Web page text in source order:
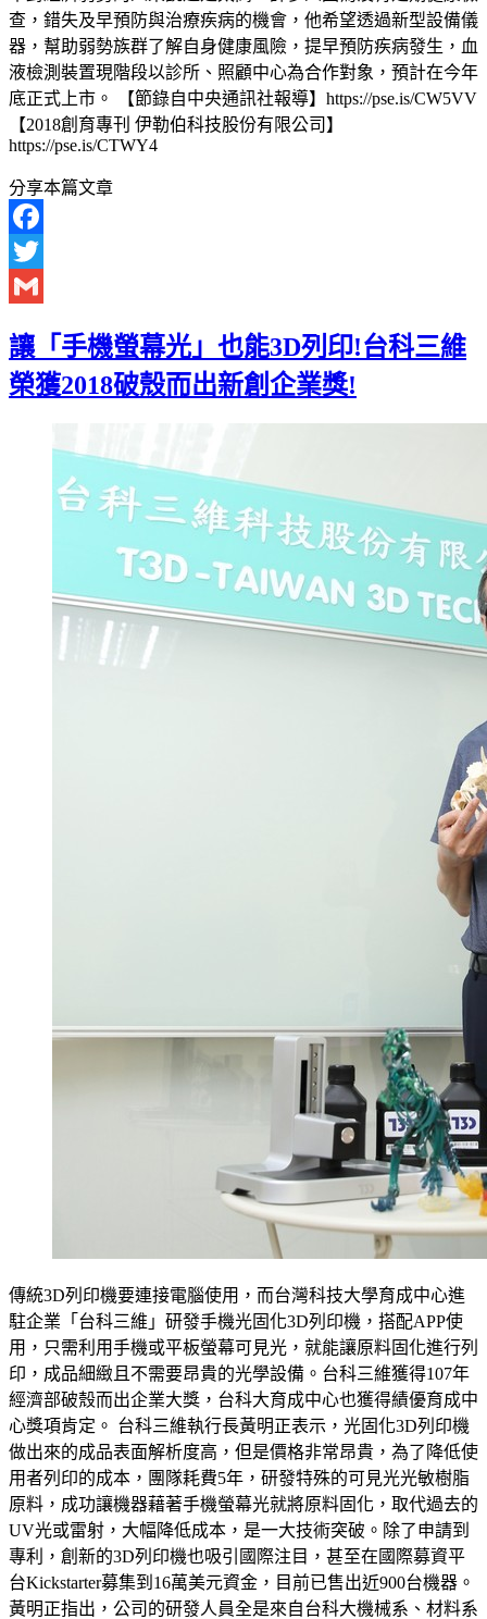
查，錯失及早預防與治療疾病的機會，他希望透過新型設備儀
器，幫助弱勢族群了解自身健康風險，提早預防疾病發生，血
液檢測裝置現階段以診所、照顧中心為合作對象，預計在今年
底正式上市。 【節錄自中央通訊社報導】https://pse.is/CW5VV
【2018創育專刊 伊勒伯科技股份有限公司】
https://pse.is/CTWY4
分享本篇文章
Facebook
Twitter
讓「手機螢幕光」也能3D列印!台科三維
榮獲2018破殼而出新創企業獎!
傳統3D列印機要連接電腦使用，而台灣科技大學育成中心進
駐企業「台科三維」研發手機光固化3D列印機，搭配APP使
用，只需利用手機或平板螢幕可見光，就能讓原料固化進行列
印，成品細緻且不需要昂貴的光學設備。台科三維獲得107年
經濟部破殼而出企業大獎，台科大育成中心也獲得績優育成中
心獎項肯定。 台科三維執行長黃明正表示，光固化3D列印機
做出來的成品表面解析度高，但是價格非常昂貴，為了降低使
用者列印的成本，團隊耗費5年，研發特殊的可見光光敏樹脂
原料，成功讓機器藉著手機螢幕光就將原料固化，取代過去的
UV光或雷射，大幅降低成本，是一大技術突破。除了申請到
專利，創新的3D列印機也吸引國際注目，甚至在國際募資平
台Kickstarter募集到16萬美元資金，目前已售出近900台機器。
黃明正指出，公司的研發人員全是來自台科大機械系、材料系